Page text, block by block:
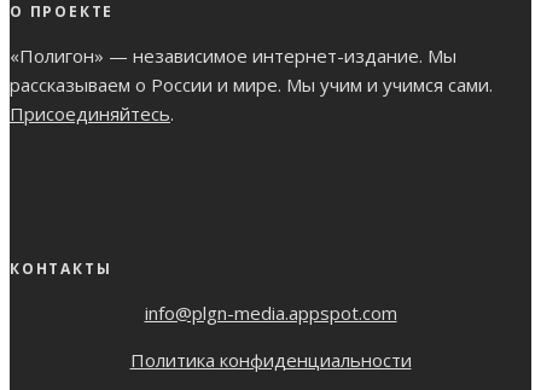
О ПРОЕКТЕ
«Полигон» — независимое интернет-издание. Мы
рассказываем о России и мире. Мы учим и учимся сами.
Присоединяйтесь.
КОНТАКТЫ
info@plgn-media.appspot.com
Политика конфиденциальности